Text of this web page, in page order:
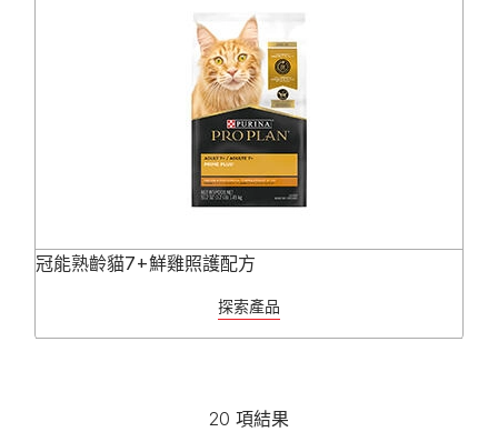
冠能熟齡貓7+鮮雞照護配方
探索產品
20 項結果